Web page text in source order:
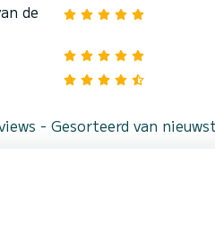
de
- Gesorteerd van